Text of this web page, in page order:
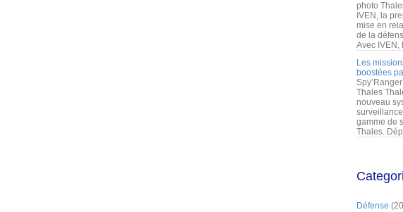
photo
IVEN, la
mise en
de la
Avec IVEN,
Les
boostées
Thales
nouveau
gamme de
Thales.
Défense